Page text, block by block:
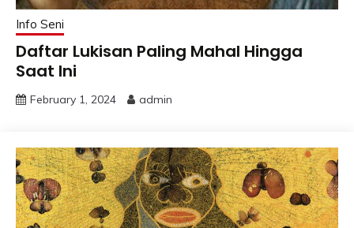
Info Seni
Daftar Lukisan Paling Mahal Hingga
Saat Ini
February 1, 2024 admin